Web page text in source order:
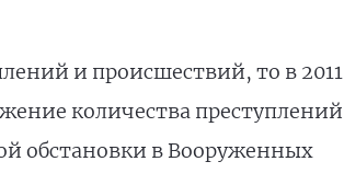
и происшествий, то в 2011
количества преступлений
обстановки в Вооруженных